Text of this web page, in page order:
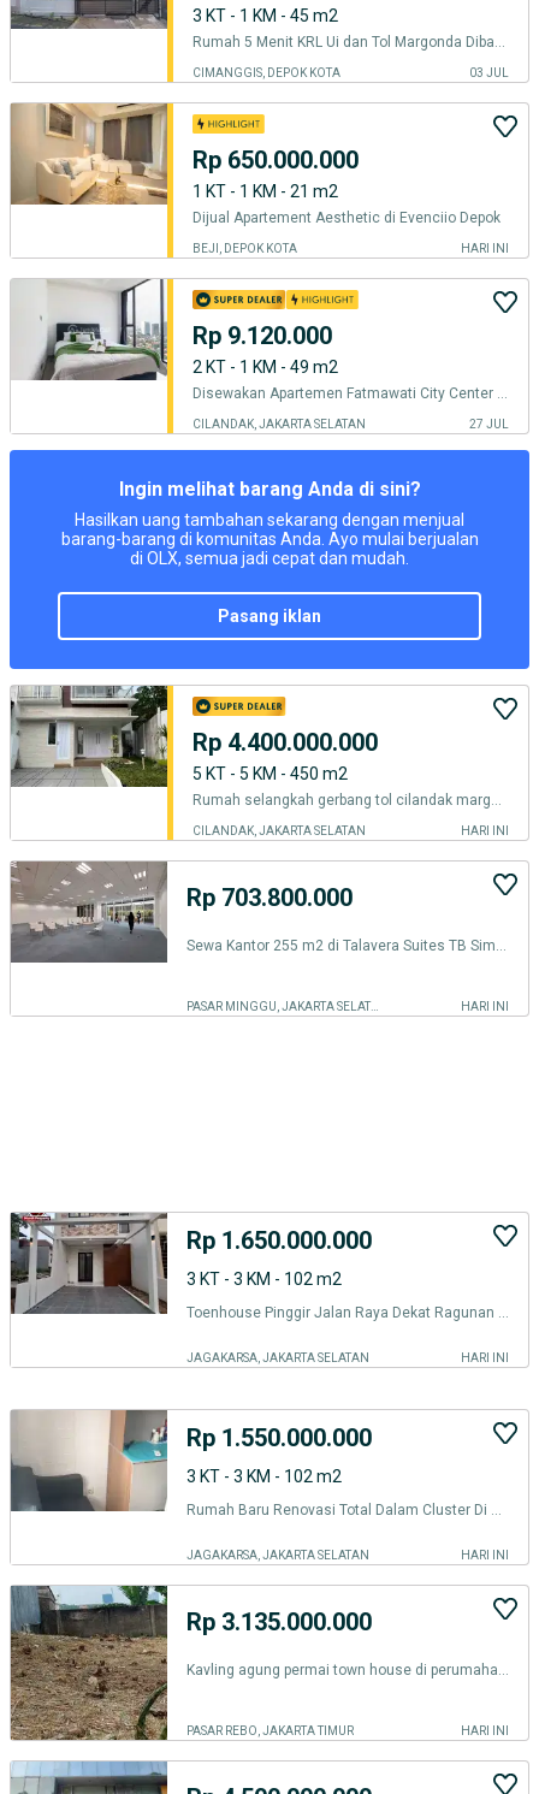
3 KT - 1 KM - 45 m2
Rumah 5 Menit KRL Ui dan Tol Margonda Dibantu KPR Siap Huni J-40034
CIMANGGIS, DEPOK KOTA 03 JUL
Rp 650.000.000
1 KT - 1 KM - 21 m2
Dijual Apartement Aesthetic di Evenciio Depok
BEJI, DEPOK KOTA HARI INI
Rp 9.120.000
2 KT - 1 KM - 49 m2
Disewakan Apartemen Fatmawati City Center tipe 2BR Full Furnished | FCCC001
CILANDAK, JAKARTA SELATAN 27 JUL
Ingin melihat barang Anda di sini?
Hasilkan uang tambahan sekarang dengan menjual
barang-barang di komunitas Anda. Ayo mulai berjualan
di OLX, semua jadi cepat dan mudah.
pasang iklan
Rp 4.400.000.000
5 KT - 5 KM - 450 m2
Rumah selangkah gerbang tol cilandak margasatwa
CILANDAK, JAKARTA SELATAN HARI INI
Rp 703.800.000
PASAR MINGGU, JAKARTA SELATAN HARI INI
Rp 1.650.000.000
3 KT - 3 KM - 102 m2
Toenhouse Pinggir Jalan Raya Dekat Ragunan Jagakarsa Jakarta Selatan
JAGAKARSA, JAKARTA SELATAN HARI INI
Rp 1.550.000.000
3 KT - 3 KM - 102 m2
Rumah Baru Renovasi Total Dalam Cluster Di Jagakarsa *x1337px
JAGAKARSA, JAKARTA SELATAN HARI INI
Rp 3.135.000.000
PASAR REBO, JAKARTA TIMUR HARI INI